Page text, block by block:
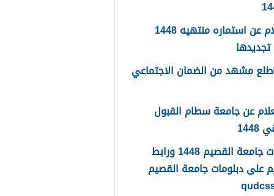
استعلام عن استماره منتهيه 1448
مشهد من الضمان الاجتماعي
عن جامعة سطام القبول
دبلومات جامعة القصيم 1448 ورابط
على دبلومات جامعة القصيم